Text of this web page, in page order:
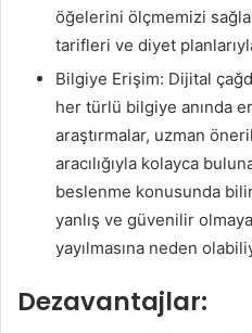
öğelerini ölçmemizi
tarifleri ve diyet
Bilgiye Erişim: Dijital
her türlü bilgiye anında
araştırmalar, uzman
aracılığıyla kolayca
beslenme konusunda
yanlış ve güvenilir
yayılmasına neden
Dezavantajlar: